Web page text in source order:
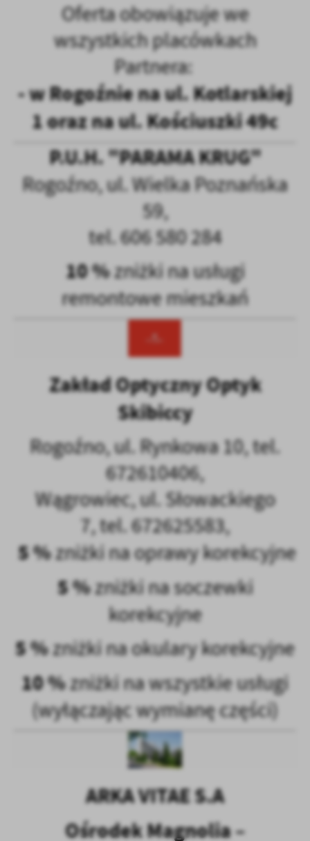
Oferta obowiązuje we
wszystkich placówkach
Partnera:
- w Rogoźnie na ul. Kotlarskiej
1 oraz na ul. Kościuszki 49c
P.U.H. "PARAMA KRUG"
Rogoźno, ul. Wielka Poznańska
59,
tel. 606 580 284
10 %zniżki na usługi
remontowe mieszkań
Zakład Optyczny Optyk
Skibiccy
Rogoźno, ul. Rynkowa 10, tel.
672610406,
Wągrowiec, ul. Słowackiego
7, tel. 672625583,
5 %zniżki na oprawy korekcyjne
5 %zniżki na soczewki
korekcyjne
5 %zniżki na okulary korekcyjne
10 %zniżki na wszystkie usługi
(wyłączając wymianę części)
ARKA VITAE S.A
Ośrodek Magnolia –